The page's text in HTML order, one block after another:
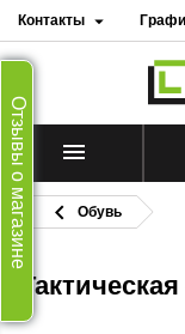
Контакты 
 Обувь
Отзывы о магазине